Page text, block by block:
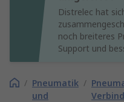
Distrelec hat
noch breiteres
Support und
/ Pneumatik
und
/